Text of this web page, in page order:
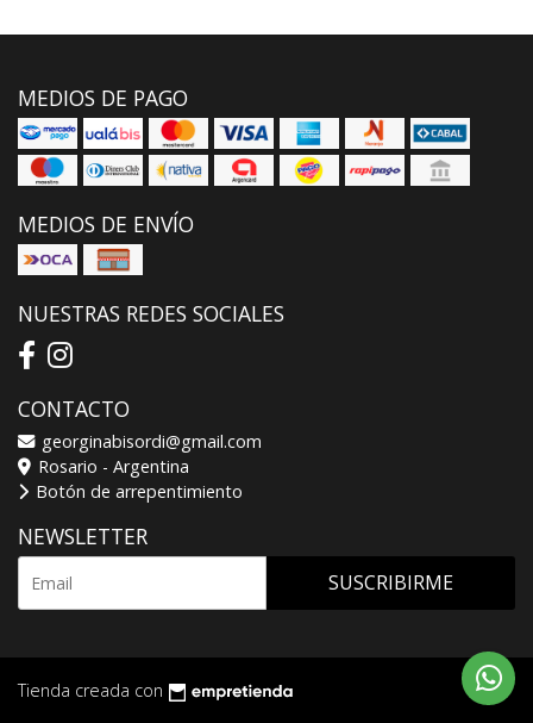
MEDIOS DE PAGO
MEDIOS DE ENVÍO
NUESTRAS REDES SOCIALES
CONTACTO
georginabisordi@gmail.com
Rosario - Argentina
Botón de arrepentimiento
NEWSLETTER
SUSCRIBIRME
Tienda creada con